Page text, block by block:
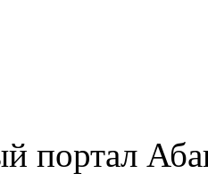
портал